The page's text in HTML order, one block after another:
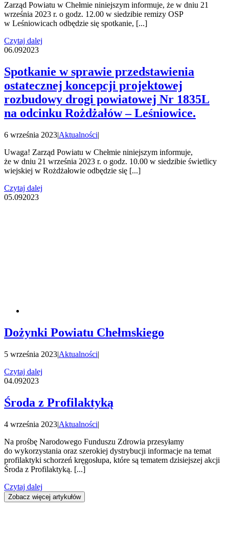
Zarząd Powiatu w Chełmie niniejszym informuje, że w dniu 21
września 2023 r. o godz. 12.00 w siedzibie remizy OSP
w Leśniowicach odbędzie się spotkanie, [...]
Czytaj dalej
06.092023
Spotkanie w sprawie przedstawienia
ostatecznej koncepcji projektowej
rozbudowy drogi powiatowej Nr 1835L
na odcinku Rożdżałów – Leśniowice.
6 września 2023|Aktualności|
Uwaga! Zarząd Powiatu w Chełmie niniejszym informuje,
że w dniu 21 września 2023 r. o godz. 10.00 w siedzibie świetlicy
wiejskiej w Rożdżałowie odbędzie się [...]
Czytaj dalej
05.092023
Dożynki Powiatu Chełmskiego
5 września 2023|Aktualności|
Czytaj dalej
04.092023
Środa z Profilaktyką
4 września 2023|Aktualności|
Na prośbę Narodowego Funduszu Zdrowia przesyłamy
do wykorzystania oraz szerokiej dystrybucji informacje na temat
profilaktyki schorzeń kręgosłupa, które są tematem dzisiejszej akcji
Środa z Profilaktyką. [...]
Czytaj dalej
Zobacz więcej artykułów